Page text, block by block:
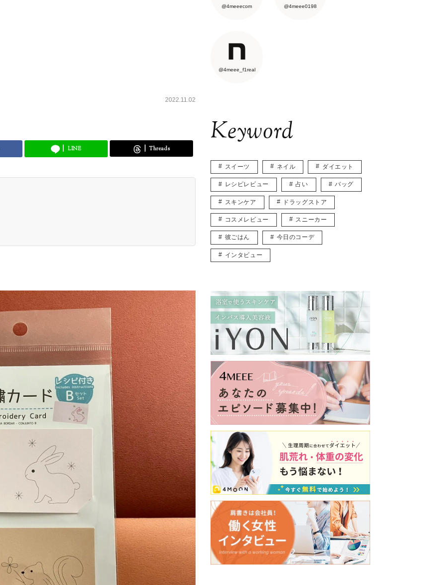
2022.11.02
LINE Threads
@4meeecom @4meee0198
@4meee_f1real
Keyword
スイーツ ネイル ダイエット
レシピレビュー 占い バッグ
スキンケア ドラッグストア
コスメレビュー スニーカー
彼ごはん 今日のコーデ
インタビュー